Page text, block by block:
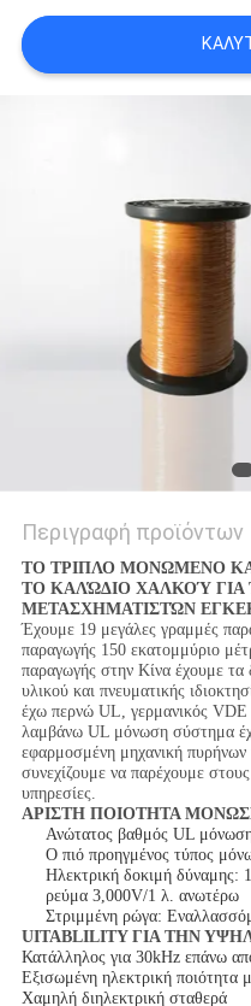
SITEMAP
Περιγραφή προϊόντων
ΤΟ ΤΡΙΠΛΟ ΜΟΝΩΜΕΝΟ
ΤΟ ΚΑΛΏΔΙΟ ΧΑΛΚΟΎ ΓΙΑ
ΜΕΤΑΣΧΗΜΑΤΙΣΤΏΝ
Έχουμε 19 μεγάλες γραμμές
παραγωγής 150 εκατομμύριο
παραγωγής στην Κίνα έχουμε
υλικού και πνευματικής
έχω περνώ UL, γερμανικός VDE
λαμβάνω UL μόνωση σύστημα
εφαρμοσμένη μηχανική πυρήνων
συνεχίζουμε να παρέχουμε
υπηρεσίες.
ΑΡΙΣΤΗ ΠΟΙΟΤΗΤΑ
Ανώτατος βαθμός UL
Ο πιό προηγμένος τύπος
Ηλεκτρική δοκιμή δύναμης:
ρεύμα 3,000V/1 λ. ανωτέρω
Στριμμένη ρώγα:
UITABLILITY ΓΙΑ ΤΗΝ
Κατάλληλος για 30kHz επάνω
Εξισωμένη ηλεκτρική ποιότητα
Χαμηλή διηλεκτρική σταθερά